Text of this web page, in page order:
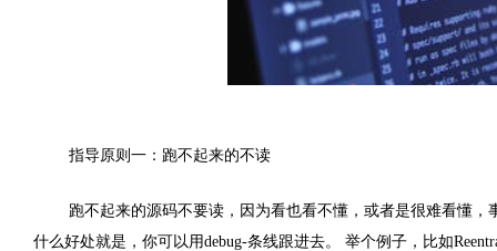
指导原则一：跑不起来的不读
跑不起来的源码不要读，因为看也看不懂，或者是很难看懂
什么好处就是，你可以用debug-条线跟进去。 举个例子，比如